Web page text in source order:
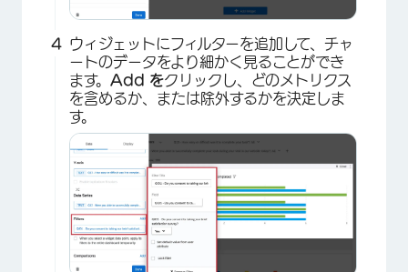
×
ウィジェットにフィルターを追加して、チャ
ートのデータをより細かく見ることができ
ます。 Add をクリックし、どのメトリクス
を含めるか、または除外するかを決定しま
す。